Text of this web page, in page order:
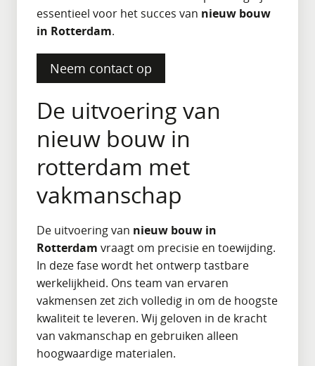
essentieel voor het succes van nieuw bouw
in Rotterdam.
Neem contact op
De uitvoering van
nieuw bouw in
rotterdam met
vakmanschap
De uitvoering van nieuw bouw in
Rotterdam vraagt om precisie en toewijding.
In deze fase wordt het ontwerp tastbare
werkelijkheid. Ons team van ervaren
vakmensen zet zich volledig in om de hoogste
kwaliteit te leveren. Wij geloven in de kracht
van vakmanschap en gebruiken alleen
hoogwaardige materialen.